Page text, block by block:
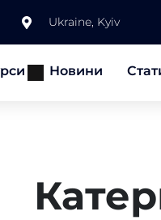
Ukraine, Kyiv
Новини